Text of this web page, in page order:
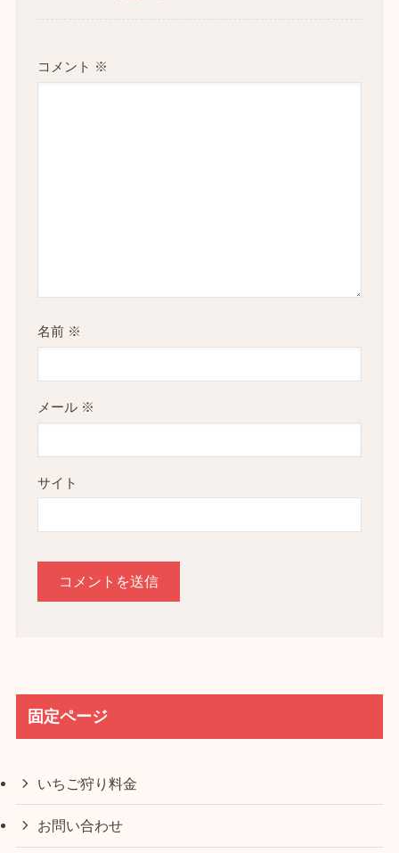
コメント ※
名前 ※
メール ※
サイト
固定ページ
いちご狩り料金
お問い合わせ